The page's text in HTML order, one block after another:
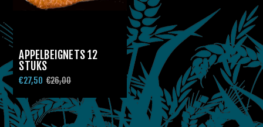
APPELBEIGNETS 12
STUKS
€27,50 €26,00